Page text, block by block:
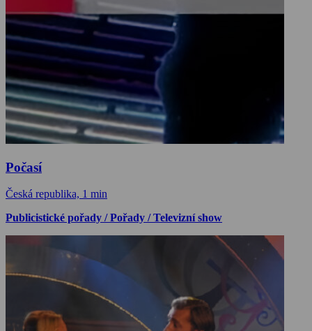
Počasí
Česká republika, 1 min
Publicistické pořady / Pořady / Televizní show